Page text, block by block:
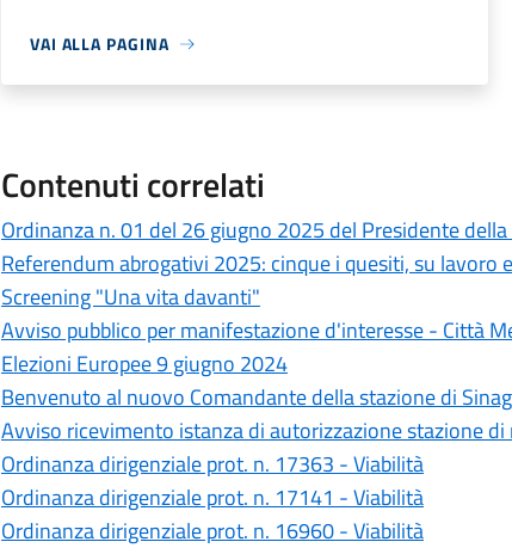
VAI ALLA PAGINA
Contenuti correlati
Ordinanza n. 01 del 26 giugno 2025 del Presidente
Referendum abrogativi 2025: cinque i quesiti, su lavoro
Screening "Una vita davanti"
Avviso pubblico per manifestazione d'interesse - Città
Elezioni Europee 9 giugno 2024
Benvenuto al nuovo Comandante della stazione di
Avviso ricevimento istanza di autorizzazione stazione
Ordinanza dirigenziale prot. n. 17363 - Viabilità
Ordinanza dirigenziale prot. n. 17141 - Viabilità
Ordinanza dirigenziale prot. n. 16960 - Viabilità